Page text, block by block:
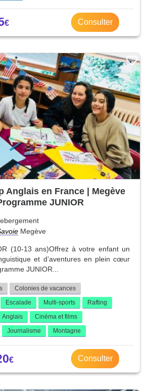
Consulter
Anglais en France | Megève
JUNIOR
Megève
(10-13 ans)Offrez à votre enfant un
et d’aventures en plein cœur
JUNIOR...
Colonies de vacances
Escalade Multi-sports
Rafting
Anglais
Cinéma et films
Journalisme Montagne
Consulter